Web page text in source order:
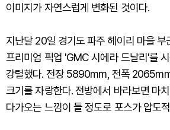
이미지가 자연스럽게 변화된 것이다.
지난달 20일 경기도 파주 헤이리 마을 부
프리미엄 픽업 'GMC 시에라 드날리'를
강렬했다. 전장 5890mm, 전폭
크기를 자랑한다. 전방에서 바라보면 마
다가오는 느낌이 들 정도로 포스가 압도